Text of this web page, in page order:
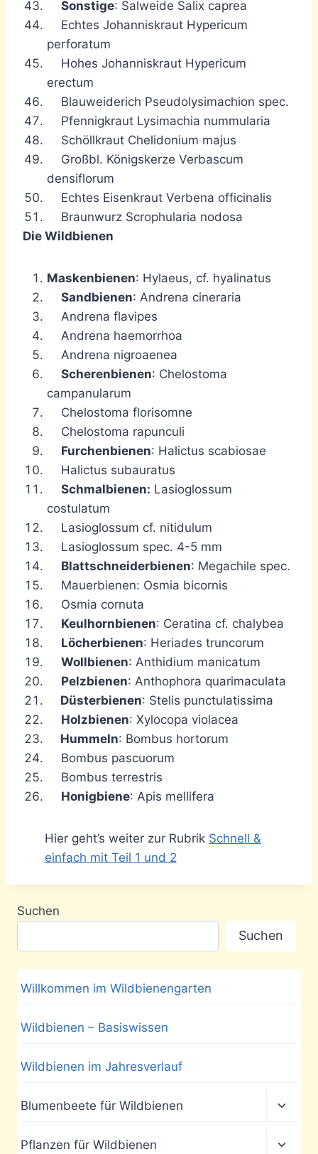
Sonstige: Salweide Salix caprea
Echtes Johanniskraut Hypericum
perforatum
Hohes Johanniskraut Hypericum
erectum
Blauweiderich Pseudolysimachion spec.
Pfennigkraut Lysimachia nummularia
Schöllkraut Chelidonium majus
Großbl. Königskerze Verbascum
densiflorum
Echtes Eisenkraut Verbena officinalis
Braunwurz Scrophularia nodosa
Die Wildbienen
Maskenbienen: Hylaeus, cf. hyalinatus
Sandbienen: Andrena cineraria
Andrena flavipes
Andrena haemorrhoa
Andrena nigroaenea
Scherenbienen: Chelostoma
campanularum
Chelostoma florisomne
Chelostoma rapunculi
Furchenbienen: Halictus scabiosae
Halictus subauratus
Schmalbienen: Lasioglossum
costulatum
Lasioglossum cf. nitidulum
Lasioglossum spec. 4-5 mm
Blattschneiderbienen: Megachile spec.
Mauerbienen: Osmia bicornis
Osmia cornuta
Keulhornbienen: Ceratina cf. chalybea
Löcherbienen: Heriades truncorum
Wollbienen: Anthidium manicatum
Pelzbienen: Anthophora quarimaculata
Düsterbienen: Stelis punctulatissima
Holzbienen: Xylocopa violacea
Hummeln: Bombus hortorum
Bombus pascuorum
Bombus terrestris
Honigbiene: Apis mellifera
Hier geht’s weiter zur Rubrik Schnell &
einfach mit Teil 1 und 2
Suchen
Suchen
Willkommen im Wildbienengarten
Wildbienen – Basiswissen
Wildbienen im Jahresverlauf
Blumenbeete für Wildbienen
Pflanzen für Wildbienen